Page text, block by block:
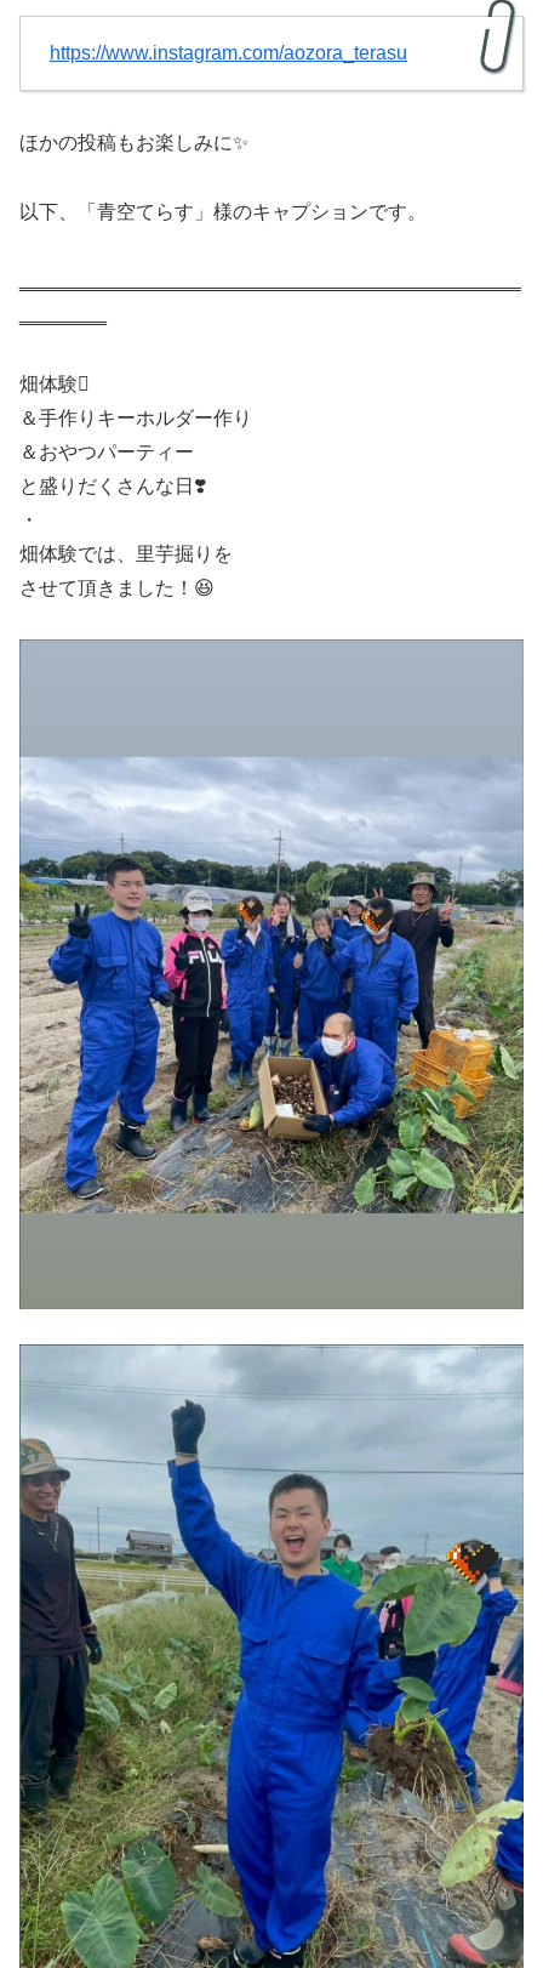
https://www.instagram.com/aozora_terasu
ほかの投稿もお楽しみに✨
以下、「青空てらす」様のキャプションです。
畑体験🪏
＆手作りキーホルダー作り
＆おやつパーティー
と盛りだくさんな日❣️
・
畑体験では、里芋掘りを
させて頂きました！😆